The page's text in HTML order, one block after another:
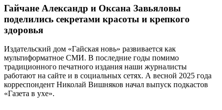
Гайчане Александр и Оксана Завьяловы
поделились секретами красоты и крепкого
здоровья
Издательский дом «Гайская новь» развивается как
мультиформатное СМИ. В последние годы помимо
традиционного печатного издания наши журналисты
работают на сайте и в социальных сетях. А весной 2025 года
корреспондент Николай Вишняков начал выпуск подкастов
«Газета в ухе».